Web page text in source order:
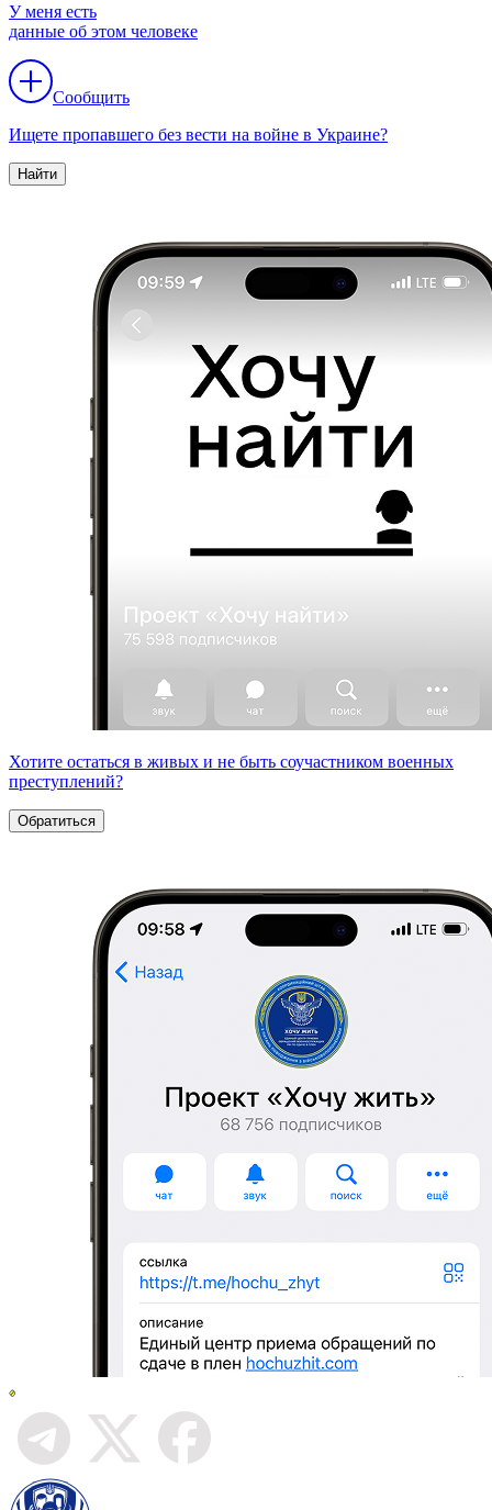
У меня есть
данные об этом человеке
Сообщить
Ищете пропавшего без вести на войне в Украине?
Найти
Хотите остаться в живых и не быть соучастником военных
преступлений?
Обратиться